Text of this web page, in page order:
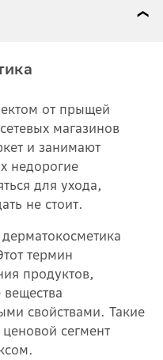
от прыщей
магазинов
и занимают
недорогие
для ухода,
не стоит.
термин
продуктов,
свойствами. Такие
сегмент